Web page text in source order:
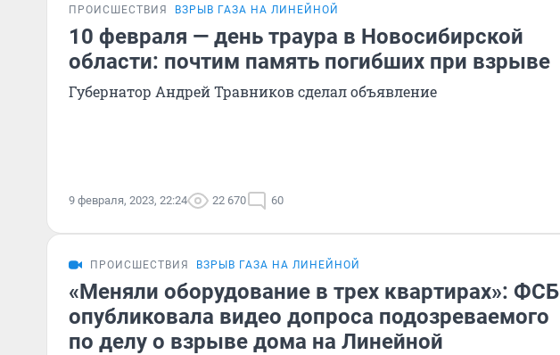
ПРОИСШЕСТВИЯ ВЗРЫВ ГАЗА НА ЛИНЕЙНОЙ
10 февраля — день траура в Новосибирской
области: почтим память погибших при взрыве
Губернатор Андрей Травников сделал объявление
9 февраля, 2023, 22:24 22 670 60
ПРОИСШЕСТВИЯ ВЗРЫВ ГАЗА НА ЛИНЕЙНОЙ
«Меняли оборудование в трех квартирах»: ФСБ
опубликовала видео допроса подозреваемого
по делу о взрыве дома на Линейной